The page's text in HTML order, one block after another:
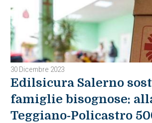
30 Dicembre 2023
Edilsicura Salerno
famiglie bisognose:
Teggiano-Policastro